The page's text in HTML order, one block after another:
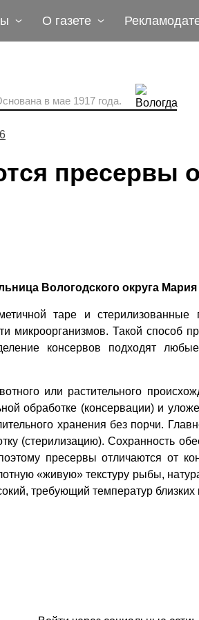
О газете
в мае 1917 года.
пресервы
Вологодского округа
таре и стерилизованные
микроорганизмов. Такой способ
консервов подходят
или растительного
обработке (консервации) и
хранения без порчи.
(стерилизацию). Сохранность
пресервы отличаются от
«живую» текстуру рыбы,
требующий температур